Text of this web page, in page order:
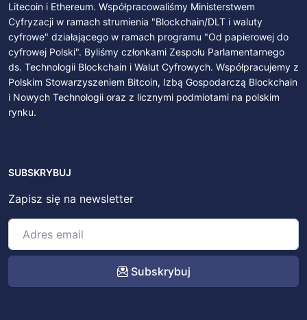
Litecoin i Ethereum. Współpracowaliśmy Ministerstwem
Cyfryzacji w ramach strumienia "Blockchain/DLT i waluty
cyfrowe" działającego w ramach programu "Od papierowej do
cyfrowej Polski". Byliśmy członkami Zespołu Parlamentarnego
ds. Technologii Blockchain i Walut Cyfrowych. Współpracujemy z
Polskim Stowarzyszeniem Bitcoin, Izbą Gospodarczą Blockchain
i Nowych Technologii oraz z licznymi podmiotami na polskim
rynku.
SUBSKRYBUJ
Zapisz się na newsletter
Subskrybuj